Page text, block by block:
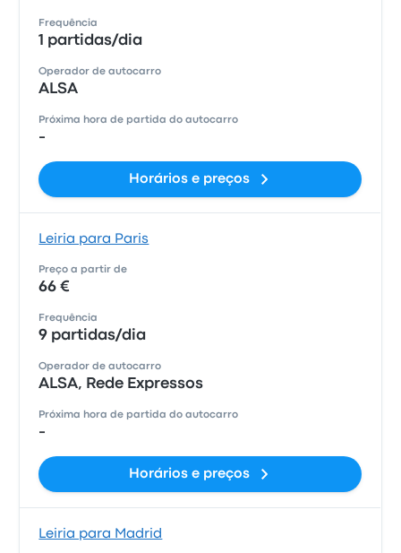
Frequência
1 partidas/dia
Operador de autocarro
ALSA
Próxima hora de partida do autocarro
-
Horários e preços
Leiria para Paris
Preço a partir de
66 €
Frequência
9 partidas/dia
Operador de autocarro
ALSA, Rede Expressos
Próxima hora de partida do autocarro
-
Horários e preços
Leiria para Madrid